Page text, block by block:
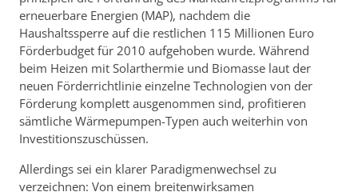
erneuerbare Energien (MAP), nachdem die
Haushaltssperre auf die restlichen 115 Millionen Euro
Förderbudget für 2010 aufgehoben wurde. Während
beim Heizen mit Solarthermie und Biomasse laut der
neuen Förderrichtlinie einzelne Technologien von der
Förderung komplett ausgenommen sind, profitieren
sämtliche Wärmepumpen-Typen auch weiterhin von
Investitionszuschüssen.
Allerdings sei ein klarer Paradigmenwechsel zu
verzeichnen: Von einem breitenwirksamen